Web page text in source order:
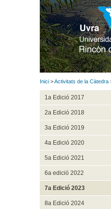
Inici >Activitats de la Càtedra
1a Edició 2017
2a Edició 2018
3a Edició 2019
4a Edició 2020
5a Edició 2021
6a edició 2022
7a Edició 2023
8a Edició 2024